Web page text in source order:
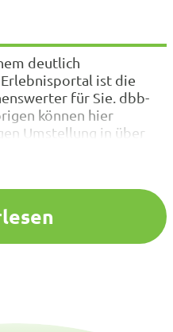
deutlich
ist die
für Sie. dbb-
können hier
Umstellung in über
die direkt bei der